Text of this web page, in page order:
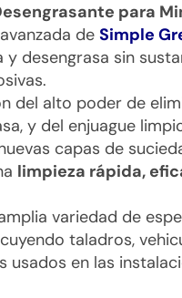
para
de Simple
y desengrasa sin
del alto poder de
y del enjuague
capas de
limpieza rápida,
variedad de
taladros,
usados en las